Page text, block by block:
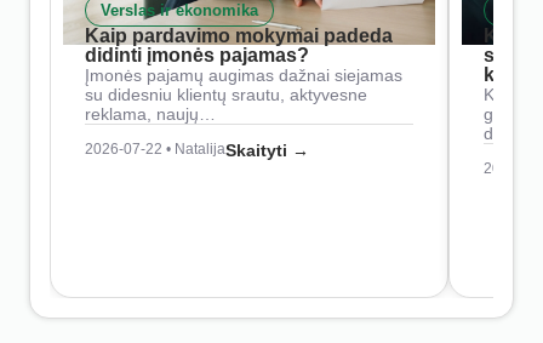
Verslas ir ekonomika
Kaip pardavimo mokymai padeda
didinti įmonės pajamas?
Įmonės pajamų augimas dažnai siejamas
su didesniu klientų srautu, aktyvesne
reklama, naujų…
2026-07-22 • NatalijaSkaityti →
Kaip
2026-